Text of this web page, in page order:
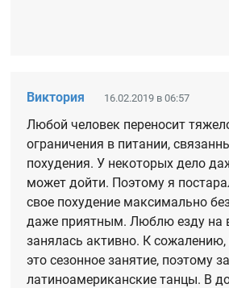
Виктория 16.02.2019 в 06:57
Любой человек переносит
ограничения в питании,
похудения. У некоторых дело
может дойти. Поэтому я
свое похудение максимально
даже приятным. Люблю езду на
занялась активно. К сожалению,
это сезонное занятие, поэтому
латиноамериканские танцы. В